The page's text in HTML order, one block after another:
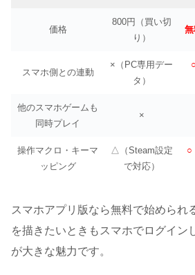
価格
800円（買い切
り）
無
スマホ側との連動
×（PC専用デー
タ）
他のスマホゲームも
同時プレイ
×
操作マクロ・キーマ
ッピング
△（Steam設定
で対応）
○
スマホアプリ版なら無料で始められ
を描きたいときもスマホでログイン
が大きな魅力です。